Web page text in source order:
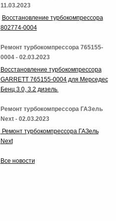
11.03.2023
Восстановление турбокомпрессора
802774-0004
Ремонт турбокомпрессора 765155-
0004 - 02.03.2023
Восстановление турбокомпрессора
GARRETT 765155-0004 для Мерседес
Бенц 3.0, 3.2 дизель
Ремонт турбокомпрессора ГАЗель
Next - 02.03.2023
Ремонт турбокомпрессора ГАЗель
Next
Все новости